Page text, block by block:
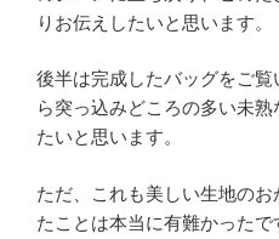
りお伝えしたいと思います。
後半は完成したバッグをご
ら突っ込みどころの多い未
たいと思います。
ただ、これも美しい生地の
たことは本当に有難かったで